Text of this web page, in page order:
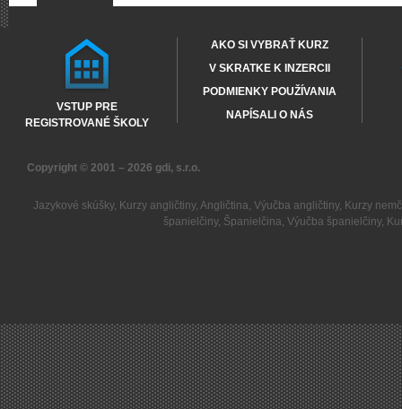
VSTUP PRE
REGISTROVANÉ ŠKOLY
AKO SI VYBRAŤ KURZ
V SKRATKE K INZERCII
PODMIENKY POUŽÍVANIA
NAPÍSALI O NÁS
Copyright © 2001 – 2026 gdi, s.r.o.
Jazykové skúšky, Kurzy angličtiny, Angličtina, Výučba angličtiny, Kurzy
španielčiny, Španielčina, Výučba španielčiny,